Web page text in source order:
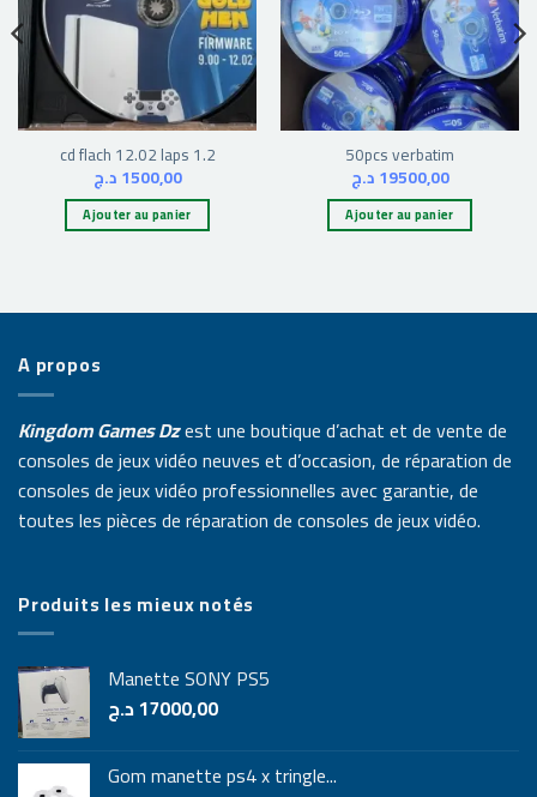
cd flach 12.02 laps 1.2
1500,00د.ج
Ajouter au panier
50pcs verbatim
19500,00د.ج
Ajouter au panier
A propos
Kingdom Games Dzest une boutique d’achat et de vente de
consoles de jeux vidéo neuves et d’occasion, de réparation de
consoles de jeux vidéo professionnelles avec garantie, de
toutes les pièces de réparation de consoles de jeux vidéo.
Produits les mieux notés
Manette SONY PS5
17000,00د.ج
Gom manette ps4 x tringle...